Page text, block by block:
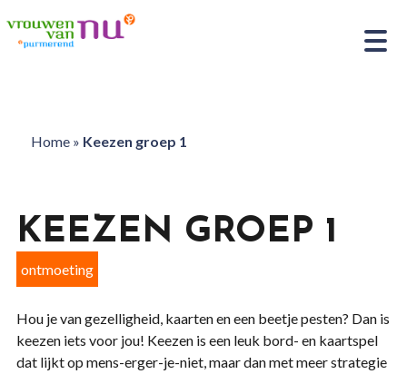
Home» Keezen groep 1
KEEZEN GROEP 1
ontmoeting
Hou je van gezelligheid, kaarten en een beetje pesten? Dan is
keezen iets voor jou! Keezen is een leuk bord- en kaartspel
dat lijkt op mens-erger-je-niet, maar dan met meer strategie